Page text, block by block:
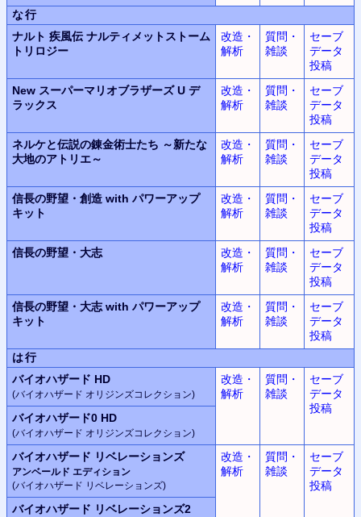
な行
ナルト 疾風伝 ナルティメットストーム
トリロジー
改造・
解析
質問・
雑談
セーブ
データ
投稿
New スーパーマリオブラザーズ U デ
ラックス
改造・
解析
質問・
雑談
セーブ
データ
投稿
ネルケと伝説の錬金術士たち ～新たな
大地のアトリエ～
改造・
解析
質問・
雑談
セーブ
データ
投稿
信長の野望・創造 with パワーアップ
キット
改造・
解析
質問・
雑談
セーブ
データ
投稿
信長の野望・大志
改造・
解析
質問・
雑談
セーブ
データ
投稿
信長の野望・大志 with パワーアップ
キット
改造・
解析
質問・
雑談
セーブ
データ
投稿
は行
バイオハザード HD
(バイオハザード オリジンズコレクション)
改造・
解析
質問・
雑談
セーブ
データ
投稿
バイオハザード0 HD
(バイオハザード オリジンズコレクション)
バイオハザード リベレーションズ
アンベールド エディション
(バイオハザード リベレーションズ)
改造・
解析
質問・
雑談
セーブ
データ
投稿
バイオハザード リベレーションズ2